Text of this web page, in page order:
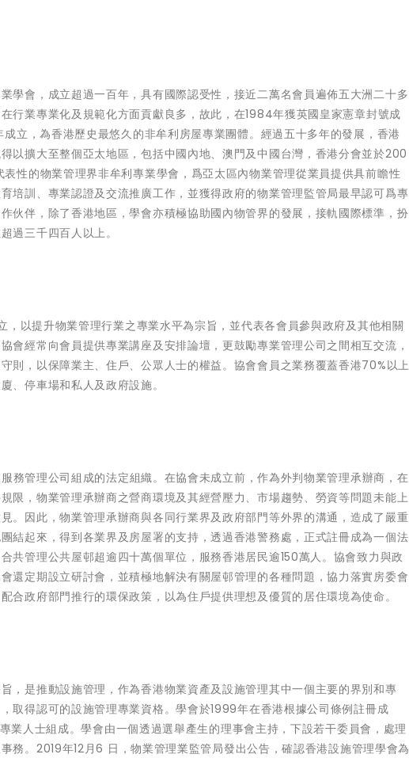
學會，成立超過一百年，具有國際認受性，接近二萬名會員遍佈五大洲二十多
行業專業化及規範化方面貢獻良多，故此，在1984年獲英國皇家憲章封號成
立，為香港歷史最悠久的非牟利房屋專業團體。經過五十多年的發展，香港
以擴大至整個亞太地區，包括中國內地、澳門及中國台灣，香港分會並於200
性的物業管理界非牟利專業學會，爲亞太區內物業管理從業員提供具前瞻性
培訓、專業認證及交流推廣工作，並獲得政府的物業管理監管局最早認可爲專
伙伴，除了香港地區，學會亦積極協助國內物管界的發展，接軌國際標準，扮
超過 三千四百人以上。
，以提升物業管理行業之專業水平為宗旨，並代表各會員參與政府及其他相關
會經常向會員提供專業講座及安排論壇，更鼓勵專業管理公司之間相互交流，
則，以保障業主、住戶、公眾人士的權益。協會會員之業務覆蓋香港70%以上
、停車場和私人及政府設施。
務管理公司組成的法定組織。在協會未成立前，作為外判物業管理承辦商，在
限，物業管理承辦商之營商環境及其經營壓力、市場趨勢、勞資等問題未能上
。因此，物業管理承辦商與各同行業界及政府部門等外界的溝通，造成了嚴重
結起來，得到各業界及房屋署的支持，透過香港警務處，正式註冊成為一個法
共管理公共屋邨超逾四十萬個單位，服務香港居民逾150萬人。協會致力與政
還定期設立研討會，並積極地解決有關屋邨管理的各種問題，協力落實房委會
合政府部門推行的環保政策，以為住戶提供理想及優質的居住環境為使命。
，是推動設施管理，作為香港物業資產及設施管理其中一個主要的界別和專
取得認可的設施管理專業資格。學會於1999年在香港根據公司條例註冊成
人士組成。學會由一個透過選舉產生的理事會主持，下設若干委員會，處理
務。2019年12月6 日，物業管理業監管局發出公告，確認香港設施管理學會為